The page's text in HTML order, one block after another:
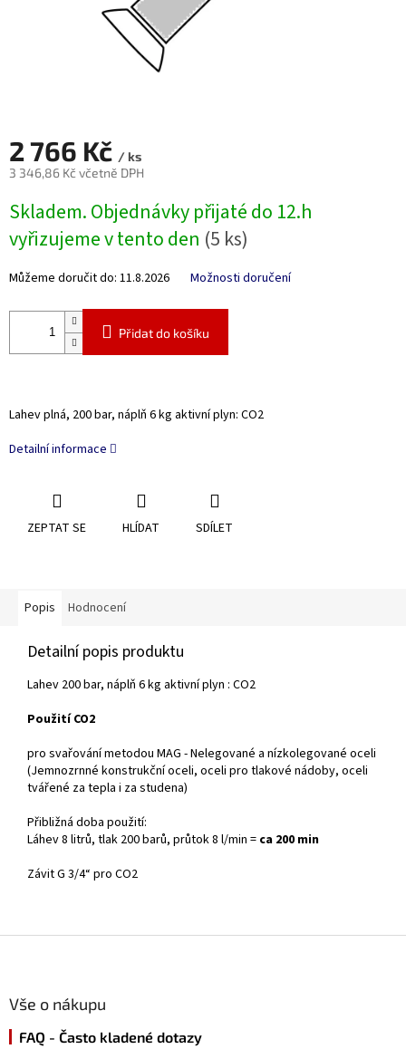
2 766 Kč / ks
3 346,86 Kč včetně DPH
cena:
Skladem. Objednávky přijaté do 12.h
vyřizujeme v tento den (5 ks)
Můžeme doručit do: 11.8.2026 Možnosti doručení
Přidat do košíku
Lahev plná, 200 bar, náplň 6 kg aktivní plyn: CO2
Detailní informace
ZEPTAT SE HLÍDAT SDÍLET
Popis Hodnocení
Detailní popis produktu
Lahev 200 bar, náplň 6 kg aktivní plyn : CO2
PoužitíCO2
pro svařování metodou MAG - Nelegované a nízkolegované oceli
(Jemnozrnné konstrukční oceli, oceli pro tlakové nádoby, oceli
tvářené za tepla i za studena)
Přibližná doba použití:
Láhev 8 litrů, tlak 200 barů, průtok 8 l/min = ca 200 min
Závit G 3/4“ pro CO2
Vše o nákupu
FAQ - Často kladené dotazy